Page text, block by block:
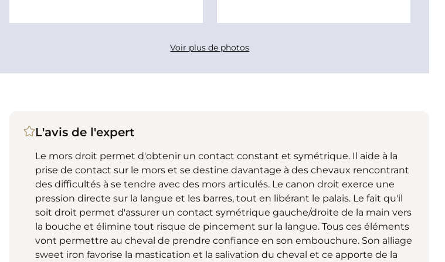
Voir plus de photos
L'avis de l'expert
Le mors droit permet d'obtenir un contact constant et symétrique. Il aide à la
prise de contact sur le mors et se destine davantage à des chevaux rencontrant
des difficultés à se tendre avec des mors articulés. Le canon droit exerce une
pression directe sur la langue et les barres, tout en libérant le palais. Le fait qu'il
soit droit permet d'assurer un contact symétrique gauche/droite de la main vers
la bouche et élimine tout risque de pincement sur la langue. Tous ces éléments
vont permettre au cheval de prendre confiance en son embouchure. Son alliage
sweet iron favorise la mastication et la salivation du cheval et ce apporte de la